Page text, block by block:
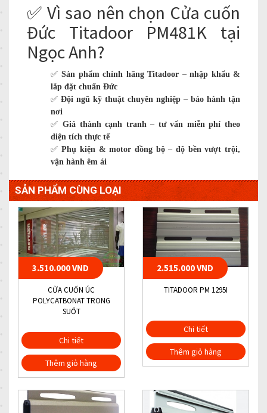
✅ Vì sao nên chọn Cửa cuốn
Đức Titadoor PM481K tại
Ngọc Anh?
✅ Sản phẩm chính hãng Titadoor – nhập khẩu &
lắp đặt chuẩn Đức
✅ Đội ngũ kỹ thuật chuyên nghiệp – bảo hành tận
nơi
✅Giá thành cạnh tranh – tư vấn miễn phí theo
diện tích thực tế
✅Phụ kiện & motor đồng bộ – độ bền vượt trội,
vận hành êm ái
SẢN PHẨM CÙNG LOẠI
3.510.000 VND
CỬA CUỐN ÚC
POLYCATBONAT TRONG
SUỐT
Chi tiết
Thêm giỏ hàng
2.515.000 VND
TITADOOR PM 1295I
Chi tiết
Thêm giỏ hàng